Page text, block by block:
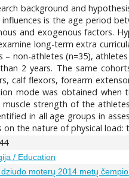
background and
is the age period
and exogenous factors.
long-term extra
– non-athletes (n=35),
2 years. The same
calf flexors, forearm
mode was obtained when
strength of the
in all age groups in
on the nature of physical load:
/ Education
moterų 2014 metų